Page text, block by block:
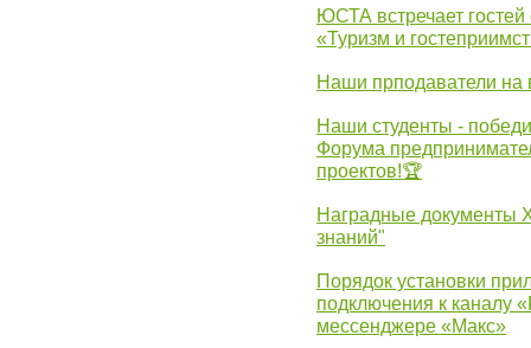
ЮСТА встречает гостей
«Туризм и
Наши прподаватели
Наши студенты -
Форума
проектов!🏆
Наградные документы
знаний"
Порядок установки
подключения к каналу
мессенджере «Макс»